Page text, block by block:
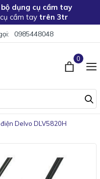
bộ dụng cụ cầm tay
cầm tay trên 3tr
0985448048
0
điện Delvo DLV5820H